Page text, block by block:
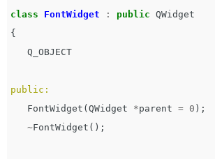
class FontWidget : public QWidget
{
Q_OBJECT
public:
FontWidget ( QWidget *parent = 0 );
~FontWidget ();